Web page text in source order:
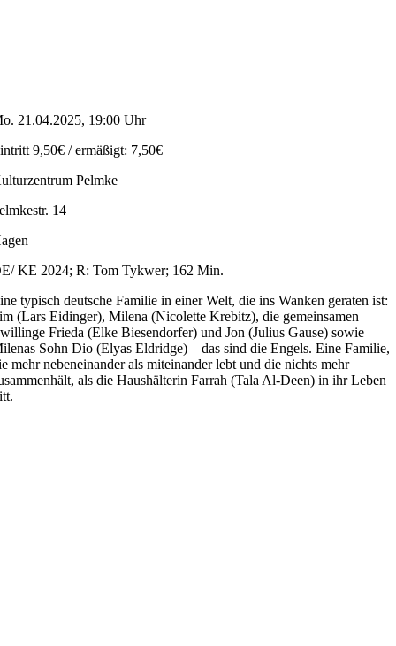
21.04.2025, 19:00 Uhr
9,50€ / ermäßigt: 7,50€
Pelmke
14
KE 2024; R: Tom Tykwer; 162 Min.
typisch deutsche Familie in einer Welt, die ins Wanken geraten ist:
(Lars Eidinger), Milena (Nicolette Krebitz), die gemeinsamen
Frieda (Elke Biesendorfer) und Jon (Julius Gause) sowie
Sohn Dio (Elyas Eldridge) – das sind die Engels. Eine Familie,
mehr nebeneinander als miteinander lebt und die nichts mehr
als die Haushälterin Farrah (Tala Al-Deen) in ihr Leben